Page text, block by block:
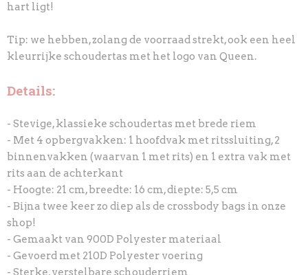
hart ligt!
Tip: we hebben, zolang de voorraad strekt, ook een heel
kleurrijke schoudertas met het logo van Queen.
Details:
- Stevige, klassieke schoudertas met brede riem
- Met 4 opbergvakken: 1 hoofdvak met ritssluiting, 2
binnenvakken (waarvan 1 met rits) en 1 extra vak met
rits aan de achterkant
- Hoogte: 21 cm, breedte: 16 cm, diepte: 5,5 cm
- Bijna twee keer zo diep als de crossbody bags in onze
shop!
- Gemaakt van 900D Polyester materiaal
- Gevoerd met 210D Polyester voering
- Sterke, verstelbare schouderriem